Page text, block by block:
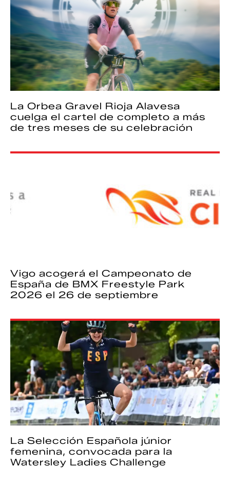
La Orbea Gravel Rioja Alavesa
cuelga el cartel de completo a más
de tres meses de su celebración
Vigo acogerá el Campeonato de
España de BMX Freestyle Park
2026 el 26 de septiembre
La Selección Española júnior
femenina, convocada para la
Watersley Ladies Challenge